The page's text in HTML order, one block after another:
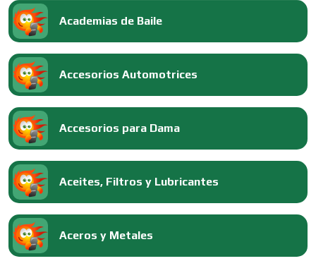
Academias de Baile
Accesorios Automotrices
Accesorios para Dama
Aceites, Filtros y Lubricantes
Aceros y Metales